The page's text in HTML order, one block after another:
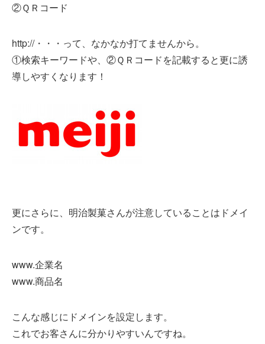
②ＱＲコード
http://・・・って、なかなか打てませんから。
①検索キーワードや、②ＱＲコードを記載すると更に誘
導しやすくなります！
更にさらに、明治製菓さんが注意していることはドメイ
ンです。
www.企業名
www.商品名
こんな感じにドメインを設定します。
これでお客さんに分かりやすいんですね。